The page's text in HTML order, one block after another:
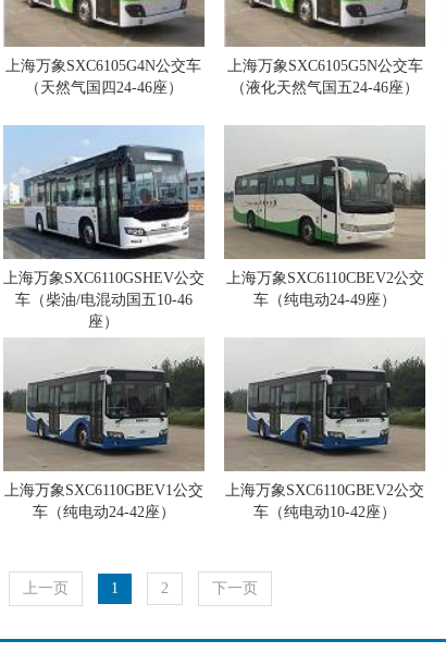
上海万象SXC6105G4N公交车
（天然气国四24-46座）
上海万象SXC6105G5N公交车
（液化天然气国五24-46座）
上海万象SXC6110GSHEV公交
车（柴油/电混动国五10-46
座）
上海万象SXC6110CBEV2公交
车（纯电动24-49座）
上海万象SXC6110GBEV1公交
车（纯电动24-42座）
上海万象SXC6110GBEV2公交
车（纯电动10-42座）
上一页 1 2 下一页